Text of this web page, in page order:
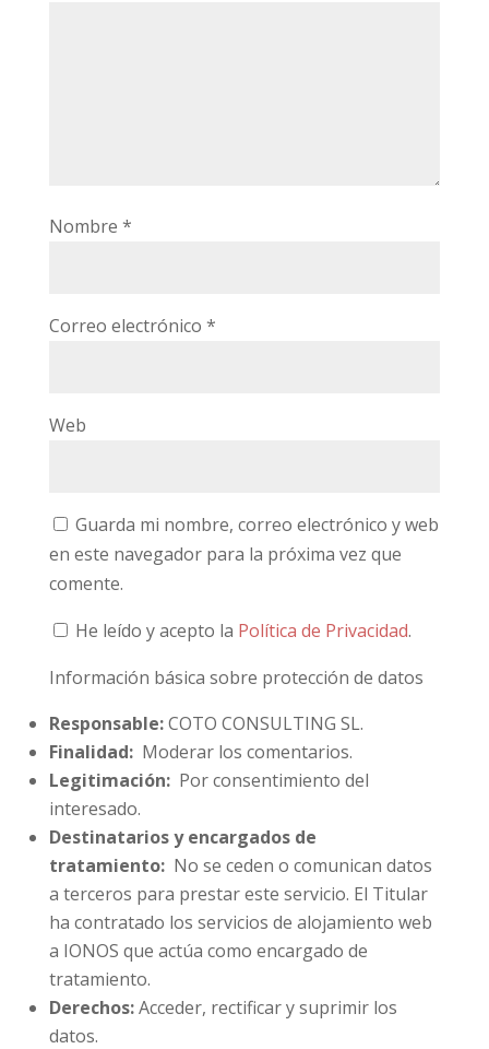
Nombre *
Correo electrónico *
Web
Guarda mi nombre, correo electrónico y web
en este navegador para la próxima vez que
comente.
He leído y acepto la Política de Privacidad.
Información básica sobre protección de datos
Responsable:COTO CONSULTING SL.
Finalidad:Moderar los comentarios.
Legitimación:Por consentimiento del
interesado.
Destinatarios y encargados de
tratamiento:No se ceden o comunican datos
a terceros para prestar este servicio. El Titular
ha contratado los servicios de alojamiento web
a IONOS que actúa como encargado de
tratamiento.
Derechos:Acceder, rectificar y suprimir los
datos.